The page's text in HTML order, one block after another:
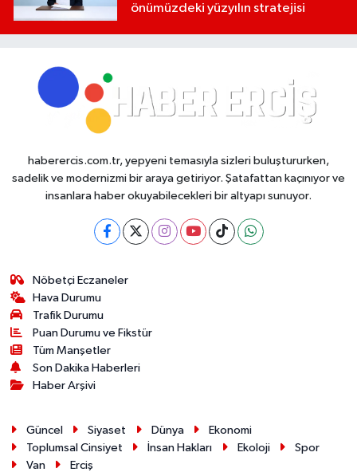
önümüzdeki yüzyılın stratejisi
haberercis.com.tr, yepyeni temasıyla sizleri buluştururken,
sadelik ve modernizmi bir araya getiriyor. Şatafattan kaçınıyor ve
insanlara haber okuyabilecekleri bir altyapı sunuyor.
Nöbetçi Eczaneler
Hava Durumu
Trafik Durumu
Puan Durumu ve Fikstür
Tüm Manşetler
Son Dakika Haberleri
Haber Arşivi
Güncel Siyaset Dünya
Ekonomi
Toplumsal Cinsiyet
İnsan Hakları Ekoloji
Spor
Van
Erciş